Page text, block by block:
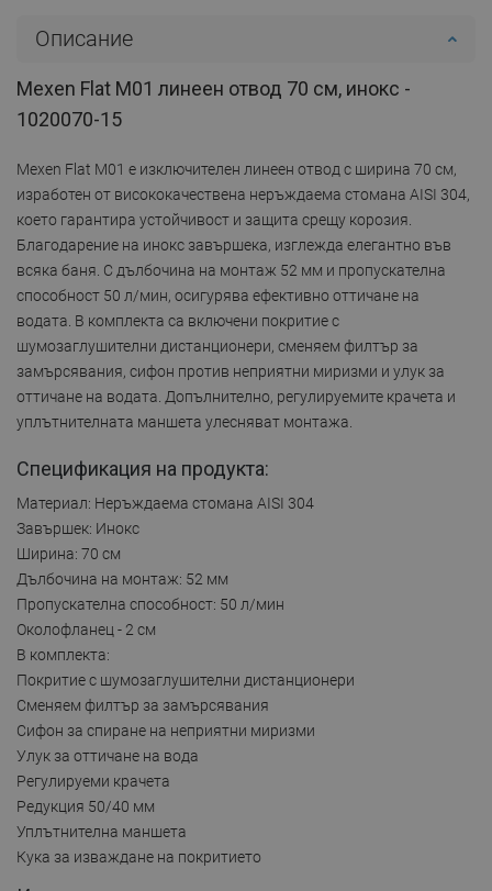
Описание
Mexen Flat M01 линеен отвод 70 см, инокс -
1020070-15
Mexen Flat M01 е изключителен линеен отвод с ширина 70 см,
изработен от висококачествена неръждаема стомана AISI 304,
което гарантира устойчивост и защита срещу корозия.
Благодарение на инокс завършека, изглежда елегантно във
всяка баня. С дълбочина на монтаж 52 мм и пропускателна
способност 50 л/мин, осигурява ефективно оттичане на
водата. В комплекта са включени покритие с
шумозаглушителни дистанционери, сменяем филтър за
замърсявания, сифон против неприятни миризми и улук за
оттичане на водата. Допълнително, регулируемите крачета и
уплътнителната маншета улесняват монтажа.
Спецификация на продукта:
Материал: Неръждаема стомана AISI 304
Завършек: Инокс
Ширина: 70 см
Дълбочина на монтаж: 52 мм
Пропускателна способност: 50 л/мин
Околофланец - 2 см
В комплекта:
Покритие с шумозаглушителни дистанционери
Сменяем филтър за замърсявания
Сифон за спиране на неприятни миризми
Улук за оттичане на вода
Регулируеми крачета
Редукция 50/40 мм
Уплътнителна маншета
Кука за изваждане на покритието